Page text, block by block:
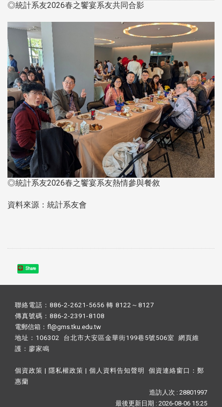
◎統計系友2026春之饗宴系友共同合影
◎統計系友2026春之饗宴系友熱情參與餐敘
資料來源：統計系友會
Share
聯絡電話：886-2-2621-5656 轉 8122～8127
傳真號碼：886-2-2391-8108
電郵信箱：fl@gms.tku.edu.tw
地址：106302 台北市大安區金華街199巷5號506室 網頁維
護： 廖家鳴​
個資政策 | 隱私權政策 | 個人資料告知聲明 個資連絡窗口： 鄭
惠蘭
造訪人次 : 28801997
最後更新日期 :2026-08-06 15:25